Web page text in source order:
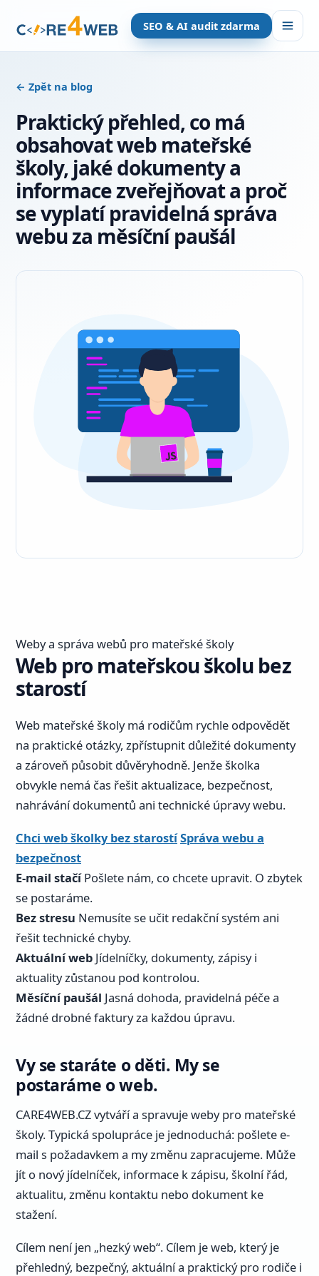
SEO & AI audit zdarma
← Zpět na blog
Praktický přehled, co má
obsahovat web mateřské
školy, jaké dokumenty a
informace zveřejňovat a proč
se vyplatí pravidelná správa
webu za měsíční paušál
Weby a správa webů pro mateřské školy
Web pro mateřskou školu bez
starostí
Web mateřské školy má rodičům rychle odpovědět
na praktické otázky, zpřístupnit důležité dokumenty
a zároveň působit důvěryhodně. Jenže školka
obvykle nemá čas řešit aktualizace, bezpečnost,
nahrávání dokumentů ani technické úpravy webu.
Chci web školky bez starostíSpráva webu a
bezpečnost
E-mail stačí Pošlete nám, co chcete upravit. O zbytek
se postaráme.
Bez stresu Nemusíte se učit redakční systém ani
řešit technické chyby.
Aktuální web Jídelníčky, dokumenty, zápisy i
aktuality zůstanou pod kontrolou.
Měsíční paušál Jasná dohoda, pravidelná péče a
žádné drobné faktury za každou úpravu.
Vy se staráte o děti. My se
postaráme o web.
CARE4WEB.CZ vytváří a spravuje weby pro mateřské
školy. Typická spolupráce je jednoduchá: pošlete e-
mail s požadavkem a my změnu zapracujeme. Může
jít o nový jídelníček, informace k zápisu, školní řád,
aktualitu, změnu kontaktu nebo dokument ke
stažení.
Cílem není jen „hezký web“. Cílem je web, který je
přehledný, bezpečný, aktuální a praktický pro rodiče i